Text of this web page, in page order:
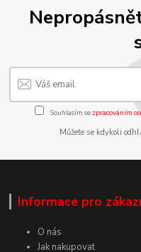
Souhlasím se zpracováním
Můžete se kdykoli
Informace pro
O nás
Jak nakupovat